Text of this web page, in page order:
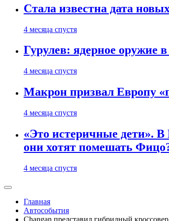
Стала известна дата
4 месяца спустя
Гурулев: ядерное оружие
4 месяца спустя
Макрон призвал Европу
4 месяца спустя
«Это истеричные дети».
они хотят помешать
4 месяца спустя
Главная
Автособытия
Changan представил гибридный